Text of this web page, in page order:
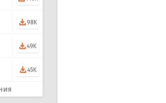
98K
49K
45K